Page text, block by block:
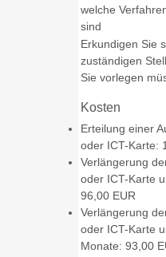
welche
sind
Erkundigen Sie
zuständigen
Sie vorlegen
Kosten
Erteilung einer
oder ICT-Karte:
Verlängerung
oder ICT-Karte
96,00 EUR
Verlängerung
oder ICT-Karte
Monate: 93,00